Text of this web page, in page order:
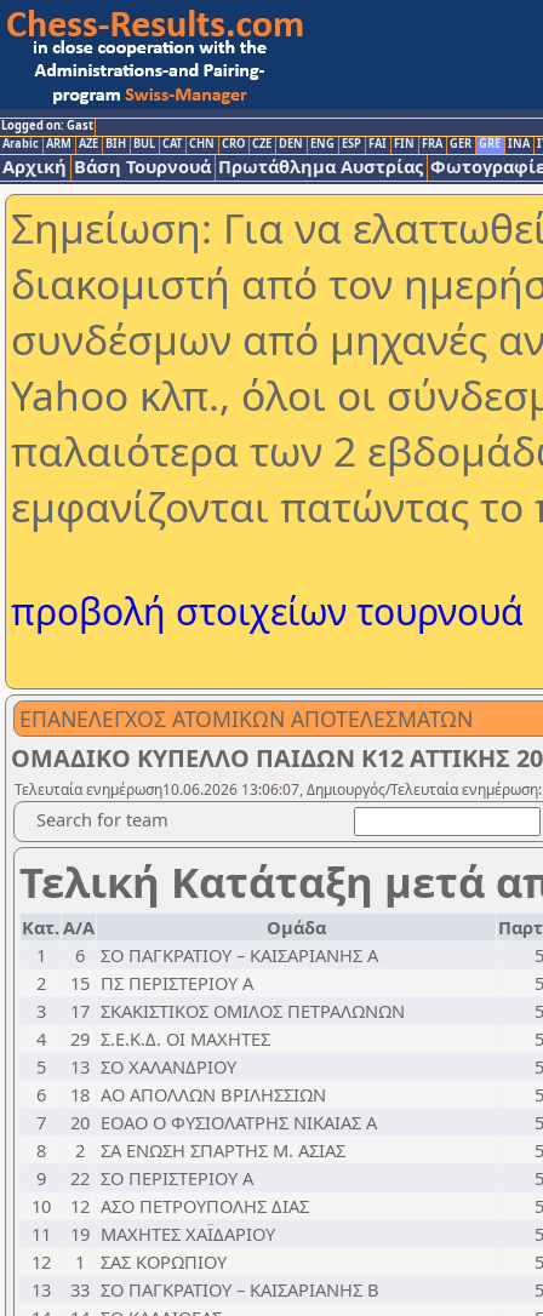
Logged on: Gast
Arabic ARM AZE BIH BUL CAT CHN CRO CZE DEN ENG ESP FAI FIN FRA GER GRE INA
Αρχική Βάση Τουρνουά Πρωτάθλημα Αυστρίας
Σημείωση: Για να
διακομιστή από τον
συνδέσμων από μηχανές
Yahoo κλπ., όλοι οι
παλαιότερα των 2
εμφανίζονται πατώντας
προβολή στοιχείων τουρνουά
ΕΠΑΝΕΛΕΓΧΟΣ ΑΤΟΜΙΚΩΝ ΑΠΟΤΕΛΕΣΜΑΤΩΝ
ΟΜΑΔΙΚΟ ΚΥΠΕΛΛΟ ΠΑΙΔΩΝ Κ12 ΑΤΤΙΚΗΣ
Τελευταία ενημέρωση10.06.2026 13:06:07, Δημιουργός/Τελευταία
Search for team
Τελική Κατάταξη μετά
Κατ.Α/Α Ομάδα
1
6 ΣΟ ΠΑΓΚΡΑΤΙΟΥ – ΚΑΙΣΑΡΙΑΝΗΣ A
5
2
15 ΠΣ ΠΕΡΙΣΤΕΡΙΟΥ A
5
3
17 ΣΚΑΚΙΣΤΙΚΟΣ ΟΜΙΛΟΣ ΠΕΤΡΑΛΩΝΩΝ
5
4
29 Σ.Ε.Κ.Δ. ΟΙ ΜΑΧΗΤΕΣ
5
5
13 ΣΟ ΧΑΛΑΝΔΡΙΟΥ
5
6
18 ΑΟ ΑΠΟΛΛΩΝ ΒΡΙΛΗΣΣΙΩΝ
5
7
20 ΕΟΑΟ Ο ΦΥΣΙΟΛΑΤΡΗΣ ΝΙΚΑΙΑΣ A
5
8
2 ΣΑ ΕΝΩΣΗ ΣΠΑΡΤΗΣ Μ. ΑΣΙΑΣ
5
9
22 ΣΟ ΠΕΡΙΣΤΕΡΙΟΥ A
5
10
12 ΑΣΟ ΠΕΤΡΟΥΠΟΛΗΣ ΔΙΑΣ
5
11
19 ΜΑΧΗΤΕΣ ΧΑΪΔΑΡΙΟΥ
5
12
1 ΣΑΣ ΚΟΡΩΠΙΟΥ
5
13
33 ΣΟ ΠΑΓΚΡΑΤΙΟΥ – ΚΑΙΣΑΡΙΑΝΗΣ B
5